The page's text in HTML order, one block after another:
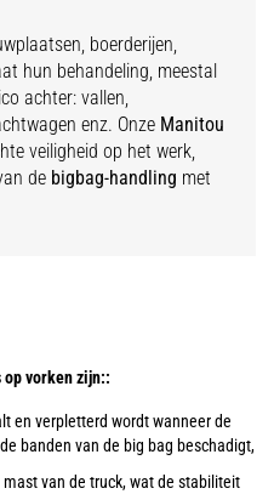
boerderijen,
hun behandeling, meestal
achter: vallen,
enz. Onze Manitou
veiligheid op het werk,
de bigbag-handling met
op vorken zijn::
en verpletterd wordt wanneer de
banden van de big bag beschadigt,
van de truck, wat de stabiliteit